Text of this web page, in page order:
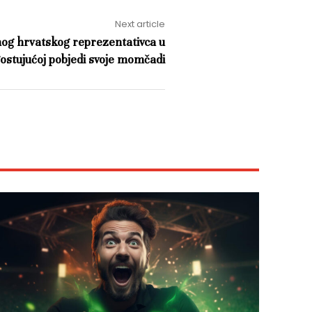
Next article
hrvatskog reprezentativca u
pobjedi svoje momčadi